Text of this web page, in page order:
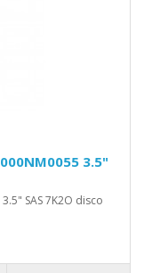
3.5"
SAS 7K2O disco